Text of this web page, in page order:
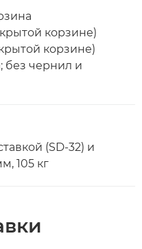
корзине)
корзине)
без чернил и
(SD-32) и
105 кг